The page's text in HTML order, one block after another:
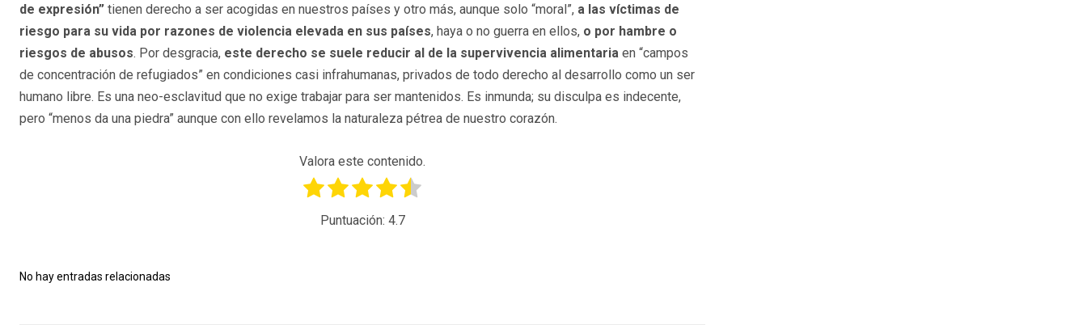
de expresión” tienen derecho a ser acogidas en nuestros países y otro más, aunque solo “moral”, a las víctimas de
riesgo para su vida por razones de violencia elevada en sus países, haya o no guerra en ellos, o por hambre o
riesgos de abusos. Por desgracia, este derecho se suele reducir al de la supervivencia alimentaria en “campos
de concentración de refugiados” en condiciones casi infrahumanas, privados de todo derecho al desarrollo como un ser
humano libre. Es una neo-esclavitud que no exige trabajar para ser mantenidos. Es inmunda; su disculpa es indecente,
pero “menos da una piedra” aunque con ello revelamos la naturaleza pétrea de nuestro corazón.
Valora este contenido.
Puntuación: 4.7
No hay entradas relacionadas